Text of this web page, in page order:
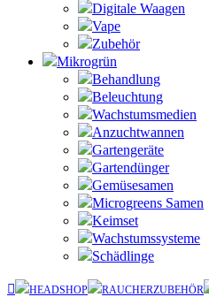
Digitale Waagen
Vape
Zubehör
Mikrogrün
Behandlung
Beleuchtung
Wachstumsmedien
Anzuchtwannen
Gartengeräte
Gartendünger
Gemüsesamen
Microgreens Samen
Keimset
Wachstumssysteme
Schädlinge
HEADSHOP RAUCHERZUBEHÖR